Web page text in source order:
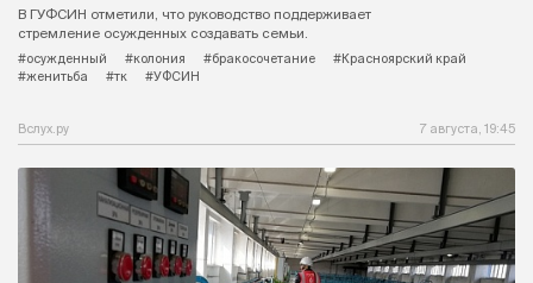
В ГУФСИН отметили, что руководство поддерживает
стремление осужденных создавать семьи.
#осужденный
#колония #бракосочетание
#Красноярский край
#женитьба
#тк #УФСИН
Вслух.ру 7 августа, 19:45